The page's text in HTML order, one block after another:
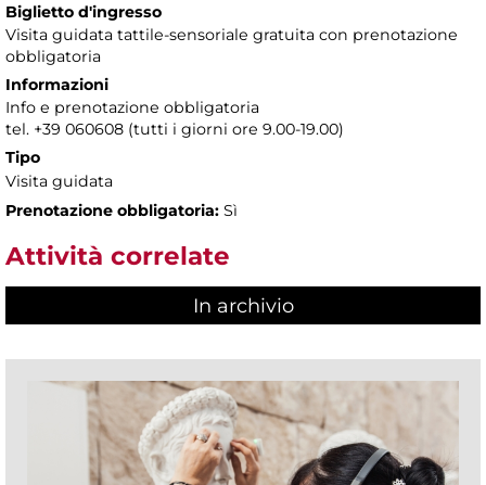
Biglietto d'ingresso
Visita guidata tattile-sensoriale gratuita con prenotazione
obbligatoria
Informazioni
Info e prenotazione obbligatoria
tel. +39 060608 (tutti i giorni ore 9.00-19.00)
Tipo
Visita guidata
Prenotazione obbligatoria: Sì
Attività correlate
In archivio